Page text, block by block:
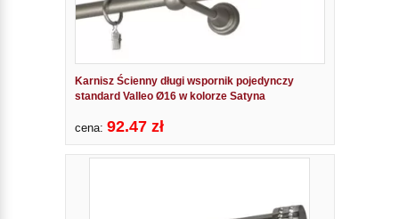
Karnisz Ścienny długi wspornik pojedynczy
standard Valleo Ø16 w kolorze Satyna
cena: 92.47 zł